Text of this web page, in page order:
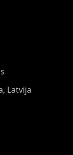
Latvija